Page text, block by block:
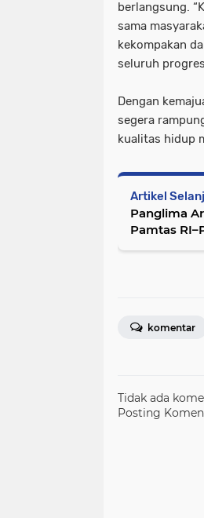
berlangsung.
sama
kekompakan
seluruh
Dengan
segera
kualitas hidup
Artikel
Panglima
Pamtas
komentar
Tidak ada
Posting